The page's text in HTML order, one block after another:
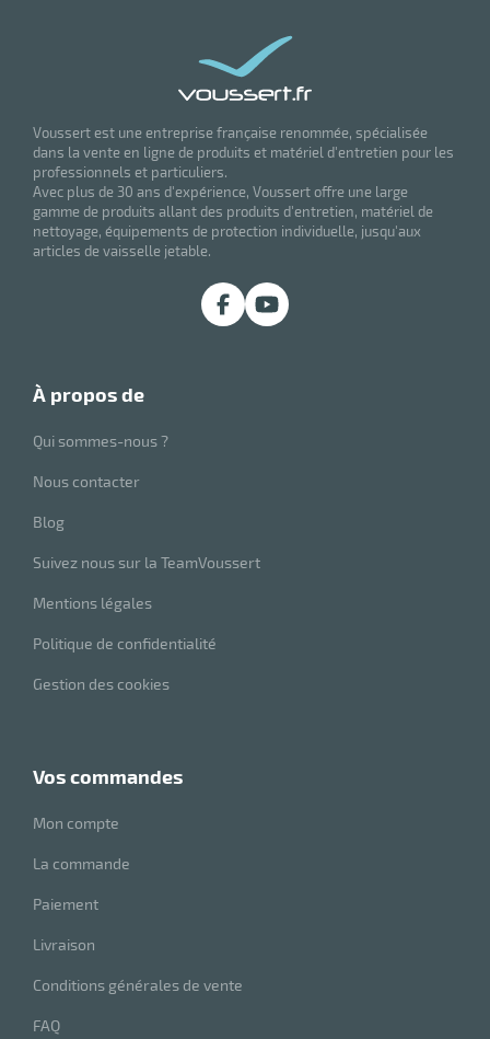
Voussert est une entreprise française renommée, spécialisée
dans la vente en ligne de produits et matériel d'entretien pour les
professionnels et particuliers.
Avec plus de 30 ans d'expérience, Voussert offre une large
gamme de produits allant des produits d'entretien, matériel de
nettoyage, équipements de protection individuelle, jusqu'aux
articles de vaisselle jetable.
à propos de
Qui sommes-nous ?
Nous contacter
Blog
Suivez nous sur la TeamVoussert
Mentions légales
Politique de confidentialité
Gestion des cookies
vos commandes
Mon compte
La commande
Paiement
Livraison
Conditions générales de vente
FAQ